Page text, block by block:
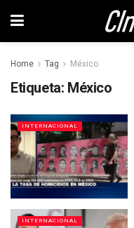
Home Tag México
Etiqueta: México
INTERNACIONAL
INTERNACIONAL